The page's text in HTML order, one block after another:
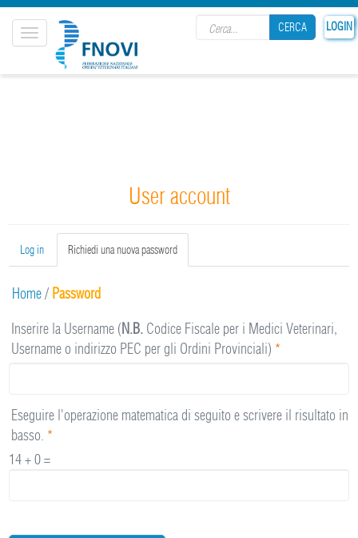
LOGIN
CERCA
Toggle
navigation
User account
Primary tabs
Log in Richiedi una nuova password
tab)
Home/ Password
Inserire la Username (N.B. Codice Fiscale per i Medici Veterinari,
Username o indirizzo PEC per gli Ordini Provinciali) *
Eseguire l'operazione matematica di seguito e scrivere il risultato in
basso. *
14 + 0 =